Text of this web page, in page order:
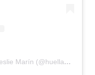
Una publicación compartida por Leslie Marín (@huellasdesal)